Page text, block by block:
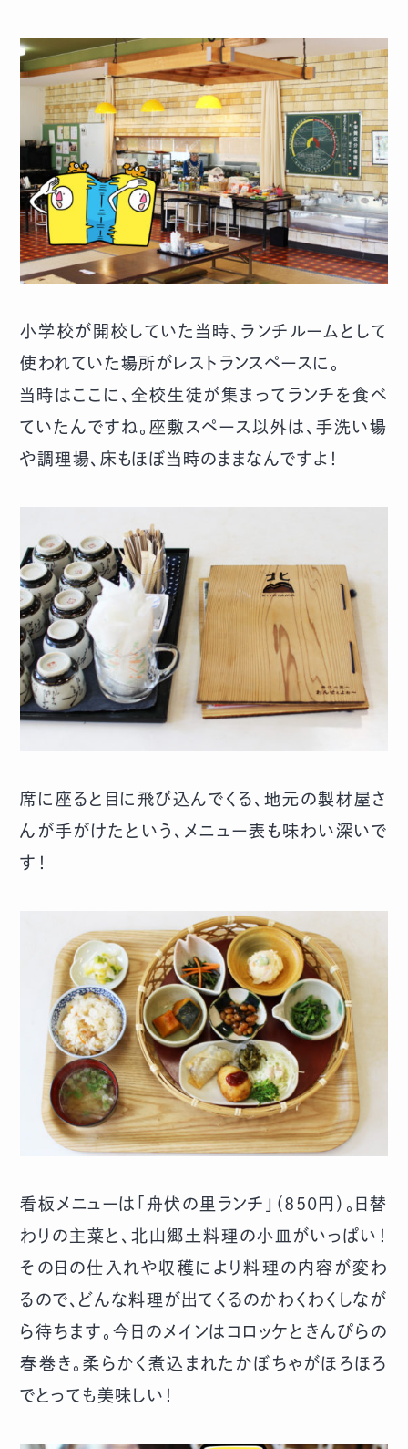
小学校が開校していた当時、ランチルームとして
使われていた場所がレストランスペースに。
当時はここに、全校生徒が集まってランチを食べ
ていたんですね。座敷スペース以外は、手洗い場
や調理場、床もほぼ当時のままなんですよ！
席に座ると目に飛び込んでくる、地元の製材屋さ
んが手がけたという、メニュー表も味わい深いで
す！
看板メニューは「舟伏の里ランチ」（850円）。日替
わりの主菜と、北山郷土料理の小皿がいっぱい！
その日の仕入れや収穫により料理の内容が変わ
るので、どんな料理が出てくるのかわくわくしなが
ら待ちます。今日のメインはコロッケときんぴらの
春巻き。柔らかく煮込まれたかぼちゃがほろほろ
でとっても美味しい！